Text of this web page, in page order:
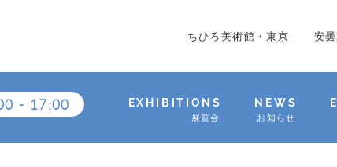
ちひろ美術館・東京 安
- 17:00 EXHIBITIONS
展覧会
NEWS
お知らせ